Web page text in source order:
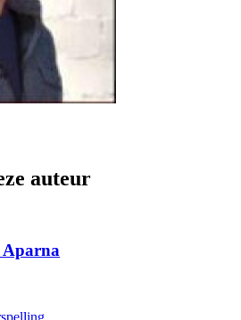
auteur
Aparna